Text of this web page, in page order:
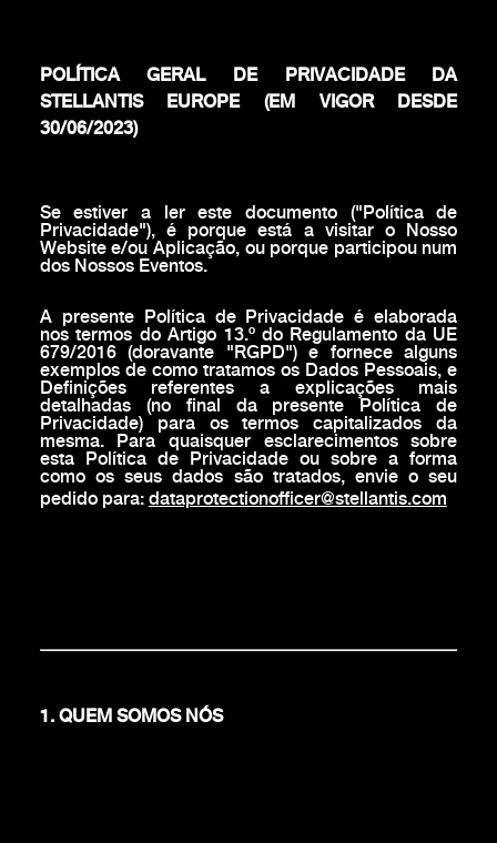
POLÍTICA GERAL DE PRIVACIDADE DA
STELLANTIS EUROPE (EM VIGOR DESDE
30/06/2023)
Se estiver a ler este documento ("Política de
Privacidade"), é porque está a visitar o Nosso
Website e/ou Aplicação, ou porque participou num
dos Nossos Eventos.
A presente Política de Privacidade é elaborada
nos termos do Artigo 13.º do Regulamento da UE
679/2016 (doravante "RGPD") e fornece alguns
exemplos de como tratamos os Dados Pessoais, e
Definições referentes a explicações mais
detalhadas (no final da presente Política de
Privacidade) para os termos capitalizados da
mesma. Para quaisquer esclarecimentos sobre
esta Política de Privacidade ou sobre a forma
como os seus dados são tratados, envie o seu
pedido para: dataprotectionofficer@stellantis.com
1. QUEM SOMOS NÓS